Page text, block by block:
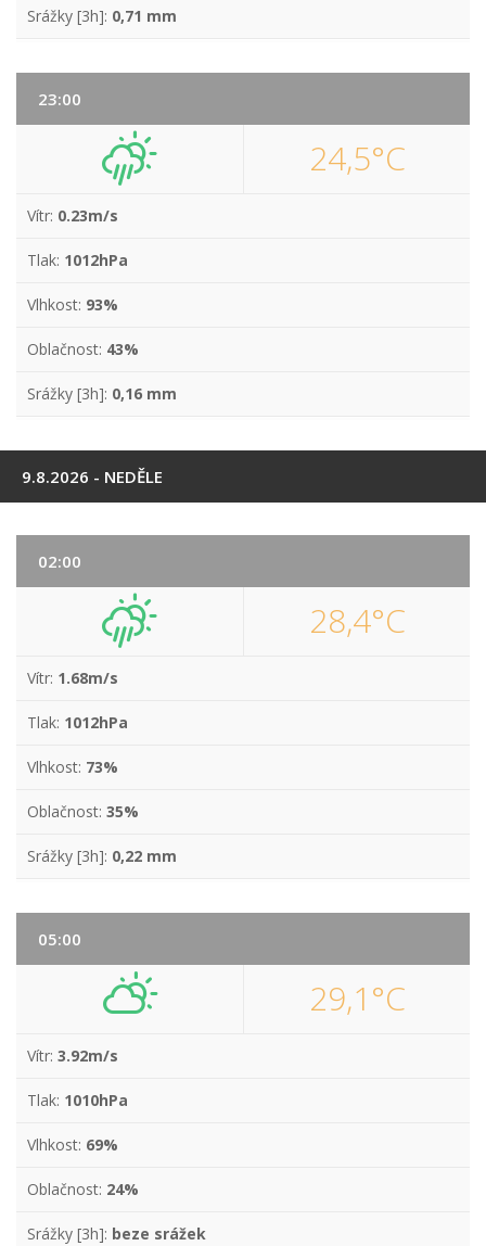
Srážky [3h]: 0,71 mm
23:00
24,5°C
Vítr: 0.23m/s
Tlak: 1012hPa
Vlhkost: 93%
Oblačnost: 43%
Srážky [3h]: 0,16 mm
9.8.2026 - NEDĚLE
02:00
28,4°C
Vítr: 1.68m/s
Tlak: 1012hPa
Vlhkost: 73%
Oblačnost: 35%
Srážky [3h]: 0,22 mm
05:00
29,1°C
Vítr: 3.92m/s
Tlak: 1010hPa
Vlhkost: 69%
Oblačnost: 24%
Srážky [3h]: beze srážek